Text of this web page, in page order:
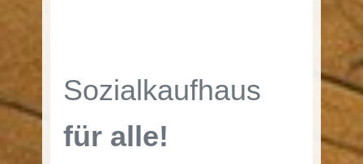
Sozialkaufhaus
für alle!